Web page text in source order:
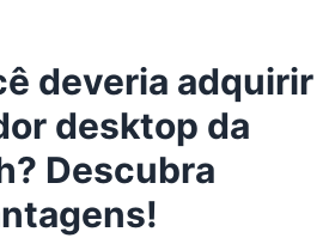
deveria adquirir
desktop da
Descubra